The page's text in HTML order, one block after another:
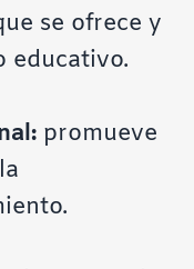
se ofrece y
educativo.
promueve